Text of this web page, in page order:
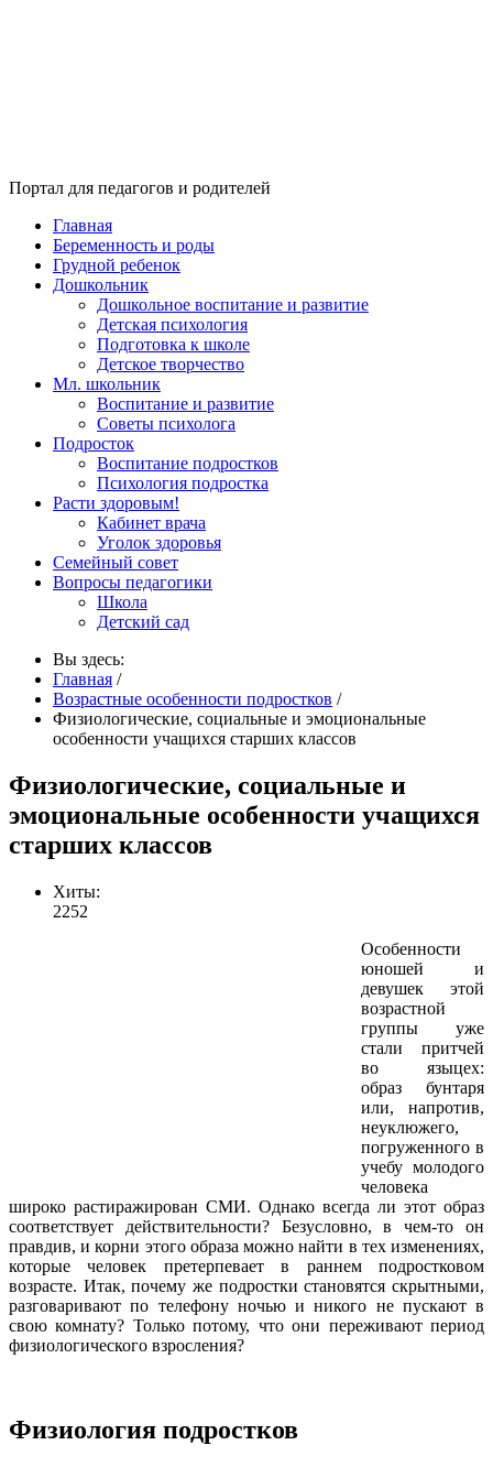
Портал для педагогов и родителей
Главная
Беременность и роды
Грудной ребенок
Дошкольник
Дошкольное воспитание и развитие
Детская психология
Подготовка к школе
Детское творчество
Мл. школьник
Воспитание и развитие
Советы психолога
Подросток
Воспитание подростков
Психология подростка
Расти здоровым!
Кабинет врача
Уголок здоровья
Семейный совет
Вопросы педагогики
Школа
Детский сад
Вы здесь:
Главная /
Возрастные особенности подростков /
Физиологические, социальные и эмоциональные
особенности учащихся старших классов
Физиологические, социальные и
эмоциональные особенности учащихся
старших классов
Хиты:
2252
Особенности
юношей и
девушек этой
возрастной
группы уже
стали притчей
во языцех:
образ бунтаря
или, напротив,
неуклюжего,
погруженного в
учебу молодого
человека
широко растиражирован СМИ. Однако всегда ли этот образ
соответствует действительности? Безусловно, в чем-то он
правдив, и корни этого образа можно найти в тех изменениях,
которые человек претерпевает в раннем подростковом
возрасте. Итак, почему же подростки становятся скрытными,
разговаривают по телефону ночью и никого не пускают в
свою комнату? Только потому, что они переживают период
физиологического взросления?
Физиология подростков